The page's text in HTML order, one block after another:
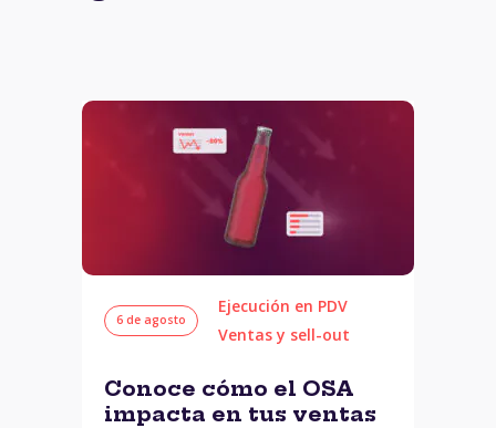
6 de agosto
Ejecución en PDV
Ventas y sell-out
Conoce cómo el OSA
impacta en tus ventas